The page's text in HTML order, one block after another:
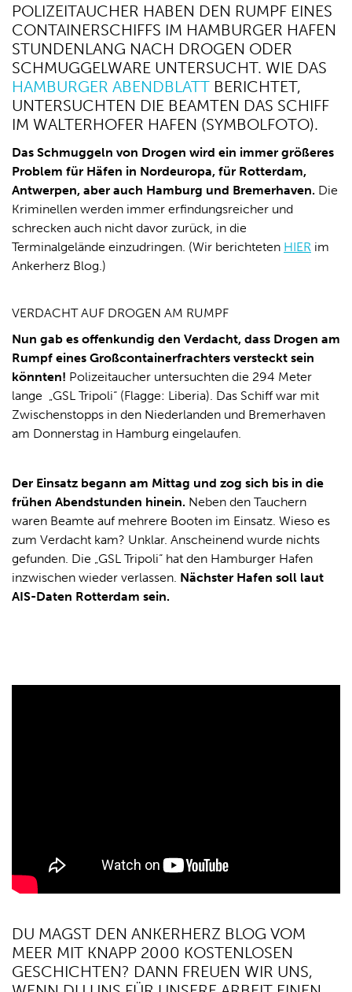
POLIZEITAUCHER HABEN DEN RUMPF EINES
CONTAINERSCHIFFS IM HAMBURGER HAFEN
STUNDENLANG NACH DROGEN ODER
SCHMUGGELWARE UNTERSUCHT. WIE DAS
HAMBURGER ABENDBLATT BERICHTET,
UNTERSUCHTEN DIE BEAMTEN DAS SCHIFF
IM WALTERHOFER HAFEN (SYMBOLFOTO).
Das Schmuggeln von Drogen wird ein immer größeres
Problem für Häfen in Nordeuropa, für Rotterdam,
Antwerpen, aber auch Hamburg und Bremerhaven. Die
Kriminellen werden immer erfindungsreicher und
schrecken auch nicht davor zurück, in die
Terminalgelände einzudringen. (Wir berichteten HIER im
Ankerherz Blog.)
VERDACHT AUF DROGEN AM RUMPF
Nun gab es offenkundig den Verdacht, dass Drogen am
Rumpf eines Großcontainerfrachters versteckt sein
könnten! Polizeitaucher untersuchten die 294 Meter
lange „GSL Tripoli“ (Flagge: Liberia). Das Schiff war mit
Zwischenstopps in den Niederlanden und Bremerhaven
am Donnerstag in Hamburg eingelaufen.
Der Einsatz begann am Mittag und zog sich bis in die
frühen Abendstunden hinein. Neben den Tauchern
waren Beamte auf mehrere Booten im Einsatz. Wieso es
zum Verdacht kam? Unklar. Anscheinend wurde nichts
gefunden. Die „GSL Tripoli“ hat den Hamburger Hafen
inzwischen wieder verlassen. Nächster Hafen soll laut
AIS-Daten Rotterdam sein.
DU MAGST DEN ANKERHERZ BLOG VOM
MEER MIT KNAPP 2000 KOSTENLOSEN
GESCHICHTEN? DANN FREUEN WIR UNS,